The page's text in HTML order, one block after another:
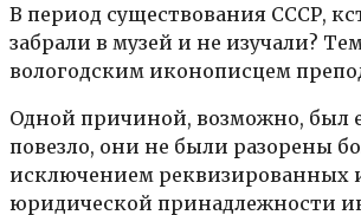
В период существования СССР,
забрали в музей и не изучали?
вологодским иконописцем
Одной причиной, возможно, был
повезло, они не были разорены
исключением реквизированных
юридической принадлежности